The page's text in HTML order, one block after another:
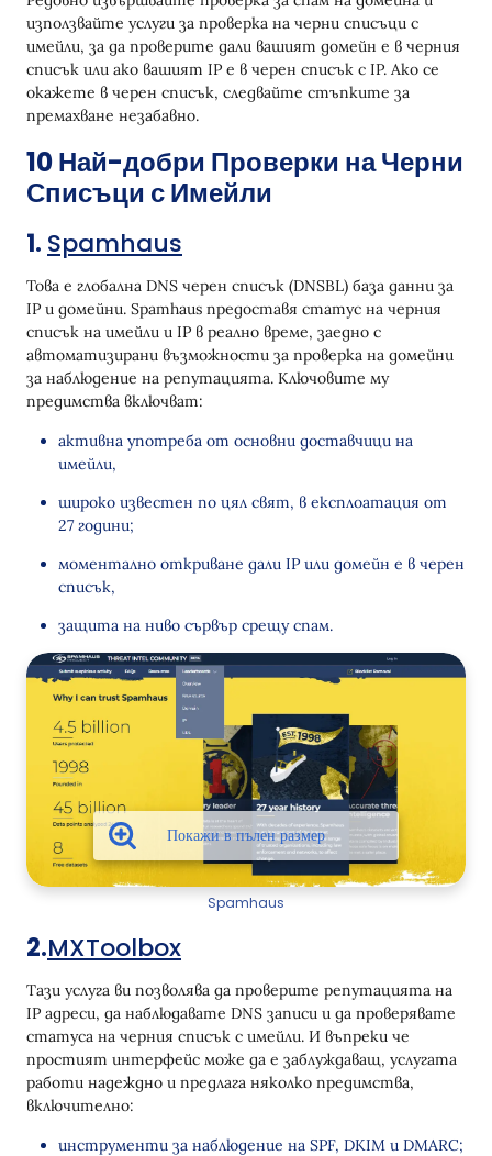
използвайте услуги за проверка на черни списъци с
имейли, за да проверите дали вашият домейн е в черния
списък или ако вашият IP е в черен списък с IP. Ако се
окажете в черен списък, следвайте стъпките за
премахване незабавно.
10 Най-добри Проверки на Черни
Списъци с Имейли
1. Spamhaus
Това е глобална DNS черен списък (DNSBL) база данни за
IP и домейни. Spamhaus предоставя статус на черния
списък на имейли и IP в реално време, заедно с
автоматизирани възможности за проверка на домейни
за наблюдение на репутацията. Ключовите му
предимства включват:
активна употреба от основни доставчици на
имейли,
широко известен по цял свят, в експлоатация от
27 години;
моментално откриване дали IP или домейн е в черен
списък,
защита на ниво сървър срещу спам.
Spamhaus
2.MXToolbox
Тази услуга ви позволява да проверите репутацията на
IP адреси, да наблюдавате DNS записи и да проверявате
статуса на черния списък с имейли. И въпреки че
простият интерфейс може да е заблуждаващ, услугата
работи надеждно и предлага няколко предимства,
включително:
инструменти за наблюдение на SPF, DKIM и DMARC;